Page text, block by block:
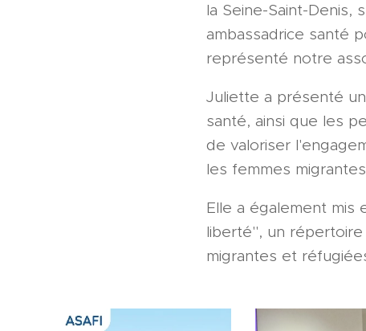
la Seine-Saint-
ambassadrice santé
représenté notre
Juliette a présenté
santé, ainsi que les
de valoriser
les femmes
Elle a également mis
liberté", un
migrantes et